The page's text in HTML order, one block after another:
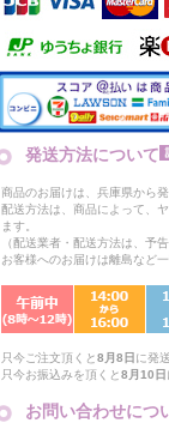
発送方法について
商品のお届けは、兵庫県から
配送方法は、商品によって、
ます。
（配送業者・配送方法は、予
お客様へのお届けは離島など
只今ご注文頂くと8月8日 に発
只今お振込みを頂くと8月10日
お問い合わせにつ